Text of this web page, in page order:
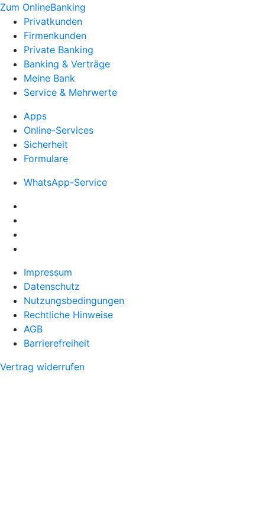
Zum OnlineBanking
Privatkunden
Firmenkunden
Private Banking
Banking & Verträge
Meine Bank
Service & Mehrwerte
Apps
Online-Services
Sicherheit
Formulare
WhatsApp-Service
Impressum
Datenschutz
Nutzungsbedingungen
Rechtliche Hinweise
AGB
Barrierefreiheit
Vertrag widerrufen